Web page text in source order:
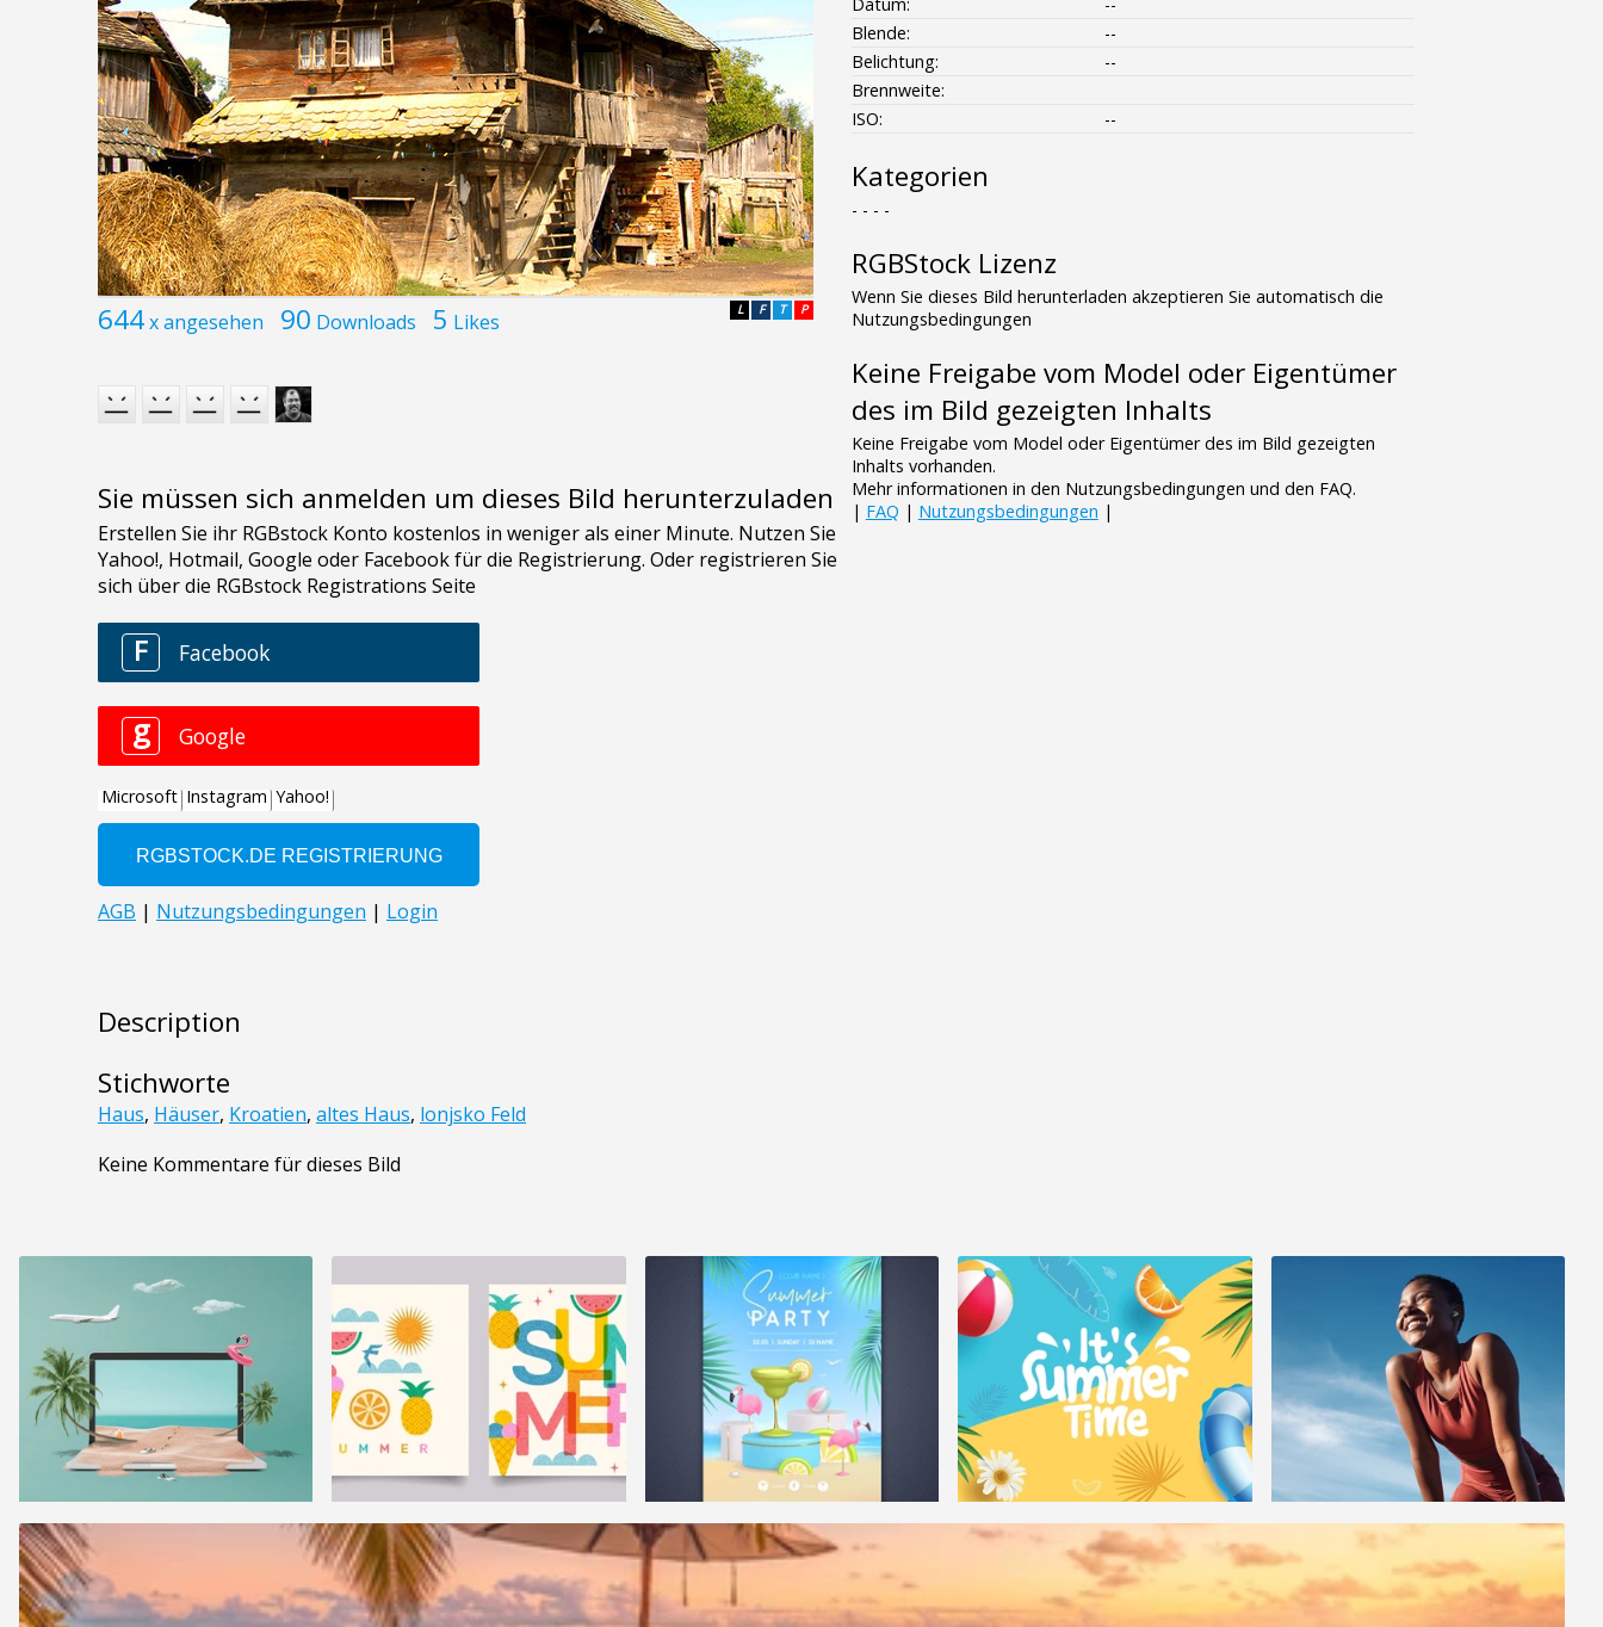
644x angesehen 90 Downloads 5 Likes P
T
F
L
Sie müssen sich anmelden um dieses Bild herunterzuladen
Description
Stichworte
Haus, Häuser, Kroatien, altes Haus, lonjsko Feld
Keine Kommentare für dieses Bild
Blende:
--
Belichtung:
--
Brennweite:
ISO:
--
Kategorien
- - - -
RGBStock Lizenz
Wenn Sie dieses Bild herunterladen akzeptieren Sie automatisch die
Nutzungsbedingungen
Keine Freigabe vom Model oder Eigentümer
des im Bild gezeigten Inhalts
Keine Freigabe vom Model oder Eigentümer des im Bild gezeigten
Inhalts vorhanden.
Mehr informationen in den Nutzungsbedingungen und den FAQ.
| FAQ | Nutzungsbedingungen |